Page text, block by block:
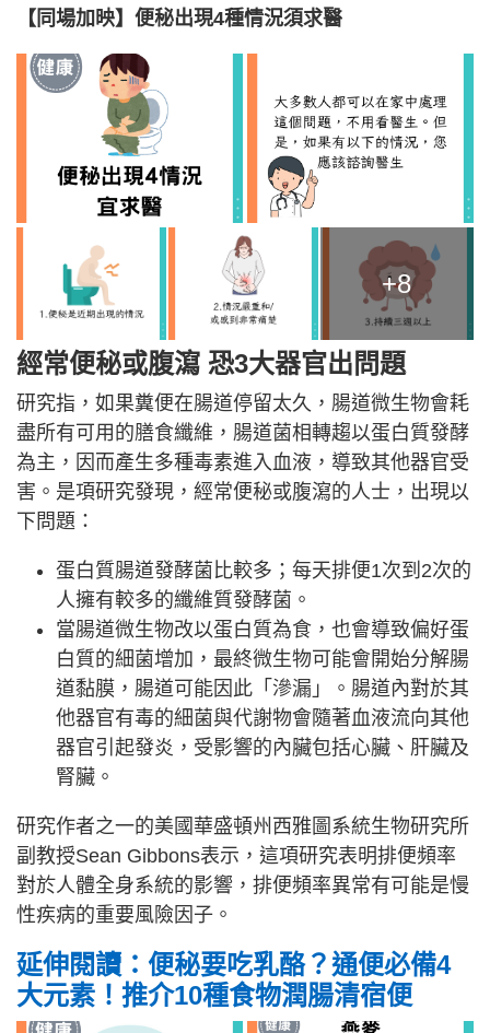
【同場加映】便秘出現4種情況須求醫
+8
經常便秘或腹瀉 恐3大器官出問題
研究指，如果糞便在腸道停留太久，腸道微生物會耗
盡所有可用的膳食纖維，腸道菌相轉趨以蛋白質發酵
為主，因而產生多種毒素進入血液，導致其他器官受
害。是項研究發現，經常便秘或腹瀉的人士，出現以
下問題：
蛋白質腸道發酵菌比較多；每天排便1次到2次的
人擁有較多的纖維質發酵菌。
當腸道微生物改以蛋白質為食，也會導致偏好蛋
白質的細菌增加，最終微生物可能會開始分解腸
道黏膜，腸道可能因此「滲漏」。腸道內對於其
他器官有毒的細菌與代謝物會隨著血液流向其他
器官引起發炎，受影響的內臟包括心臟、肝臟及
腎臟。
研究作者之一的美國華盛頓州西雅圖系統生物研究所
副教授Sean Gibbons表示，這項研究表明排便頻率
對於人體全身系統的影響，排便頻率異常有可能是慢
性疾病的重要風險因子。
延伸閱讀：便秘要吃乳酪？通便必備4
大元素！推介10種食物潤腸清宿便